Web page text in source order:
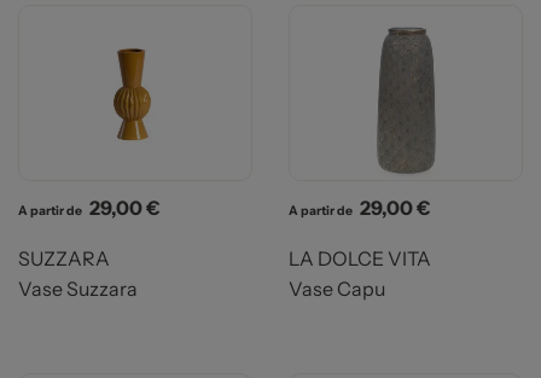
A partir de Prix
29,00 €
SUZZARA
Vase Suzzara
A partir de Prix
29,00 €
LA DOLCE VITA
Vase Capu